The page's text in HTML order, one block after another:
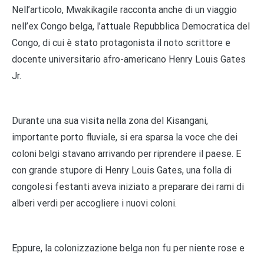
Nell’articolo, Mwakikagile racconta anche di un viaggio
nell’ex Congo belga, l’attuale Repubblica Democratica del
Congo, di cui è stato protagonista il noto scrittore e
docente universitario afro-americano Henry Louis Gates
Jr.
Durante una sua visita nella zona del Kisangani,
importante porto fluviale, si era sparsa la voce che dei
coloni belgi stavano arrivando per riprendere il paese. E
con grande stupore di Henry Louis Gates, una folla di
congolesi festanti aveva iniziato a preparare dei rami di
alberi verdi per accogliere i nuovi coloni.
Eppure, la colonizzazione belga non fu per niente rose e